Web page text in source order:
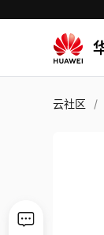
云社区